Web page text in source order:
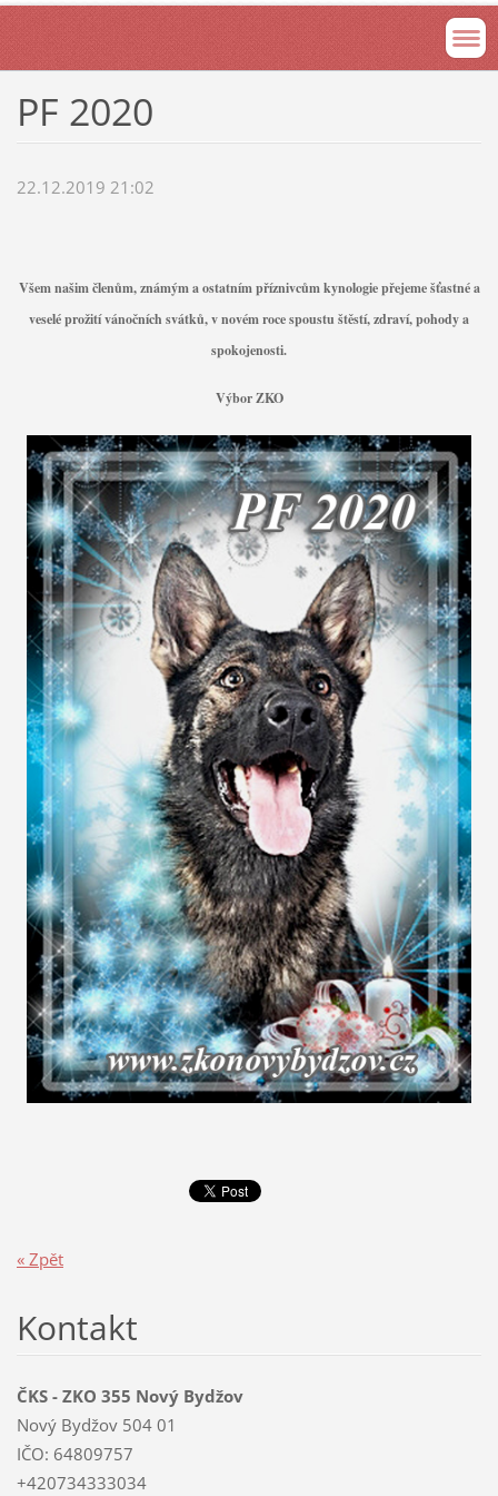
PF 2020
22.12.2019 21:02
Všem našim členům, známým a ostatním příznivcům kynologie přejeme šťastné a
veselé prožití vánočních svátků, v novém roce spoustu štěstí, zdraví, pohody a
spokojenosti.
Výbor ZKO
« Zpět
Kontakt
ČKS - ZKO 355 Nový Bydžov
Nový Bydžov 504 01
IČO: 64809757
+420734333034